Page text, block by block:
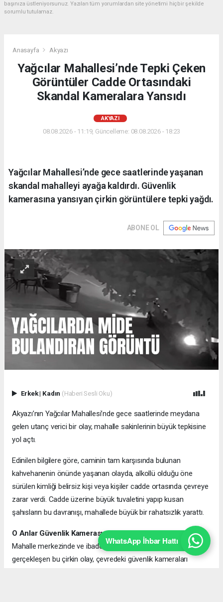
başınıza üstleniyorsunuz. Yazılan tüm yorumlardan site yönetimi hiçbir şekilde
sorumlu tutulamaz.
Anasayfa Akyazı
Yağcılar Mahallesi’nde Tepki Çeken
Görüntüler Cadde Ortasındaki
Skandal Kameralara Yansıdı
AKYAZI
08.08.2026 - 11:19, Güncelleme: 08.08.2026 - 18:23
Yağcılar Mahallesi’nde gece saatlerinde yaşanan
skandal mahalleyi ayağa kaldırdı. Güvenlik
kamerasına yansıyan çirkin görüntülere tepki yağdı.
ABONE OL
Erkek| Kadın (Haberi Sesli Oku)
Akyazı’nın Yağcılar Mahallesi’nde gece saatlerinde meydana
gelen utanç verici bir olay, mahalle sakinlerinin büyük tepkisine
yol açtı.
Edinilen bilgilere göre, caminin tam karşısında bulunan
kahvehanenin önünde yaşanan olayda, alkollü olduğu öne
sürülen kimliği belirsiz kişi veya kişiler cadde ortasında çevreye
zarar verdi. Cadde üzerine büyük tuvaletini yapıp kusan
şahısların bu davranışı, mahallede büyük bir rahatsızlık yarattı.
O Anlar Güvenlik Kamerasına Yansıdı
Mahalle merkezinde ve ibadethanenin hemen yanı başında
gerçekleşen bu çirkin olay, çevredeki güvenlik kameraları
WhatsApp İhbar Hattı